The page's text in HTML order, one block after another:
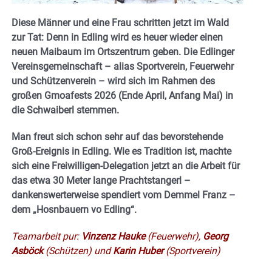
Diese Männer und eine Frau schritten jetzt im Wald
zur Tat: Denn in Edling wird es heuer wieder einen
neuen Maibaum im Ortszentrum geben. Die Edlinger
Vereinsgemeinschaft – alias Sportverein, Feuerwehr
und Schützenverein – wird sich im Rahmen des
großen Gmoafests 2026 (Ende April, Anfang Mai) in
die Schwaiberl stemmen.
Man freut sich schon sehr auf das bevorstehende
Groß-Ereignis in Edling. Wie es Tradition ist, machte
sich eine Freiwilligen-Delegation jetzt an die Arbeit für
das etwa 30 Meter lange Prachtstangerl –
dankenswerterweise spendiert vom Demmel Franz –
dem „Hosnbauern vo Edling“.
Teamarbeit pur: Vinzenz Hauke(Feuerwehr), Georg
Asböck(Schützen) undKarin Huber(Sportverein)